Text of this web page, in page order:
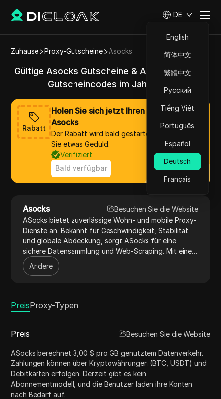
DE
English
简体中文
繁體中文
Русский
Tiếng Việt
Português
Español
Deutsch
Français
Zuhause Proxy-Gutscheine Asocks
Gültige Asocks Gutscheine & Aktionscodes &
Gutscheincodes im Jahr 2025
Rabatt
Holen Sie sich jetzt Ihren Rabatt von
Asocks
Der Rabatt wird bald gestartet, bitte haben
Sie etwas Geduld.
Verifiziert
Bald verfügbar
Asocks
Besuchen Sie die Website
ASocks bietet zuverlässige Wohn- und mobile Proxy-
Dienste an. Bekannt für Geschwindigkeit, Stabilität
und globale Abdeckung, sorgt ASocks für eine
sichere Datensammlung und Web-Scraping. Mit einem
Fokus auf Kundenzufriedenheit und einer
benutzerfreundlichen Oberfläche ist ASocks ein
Andere
PreisProxy-Typen
Preis Besuchen Sie die Website
ASocks berechnet 3,00 $ pro GB genutztem Datenverkehr.
Zahlungen können über Kryptowährungen (BTC, USDT) und
Debitkarten erfolgen. Derzeit gibt es kein
Abonnementmodell, und die Benutzer laden ihre Konten
nach Bedarf auf.